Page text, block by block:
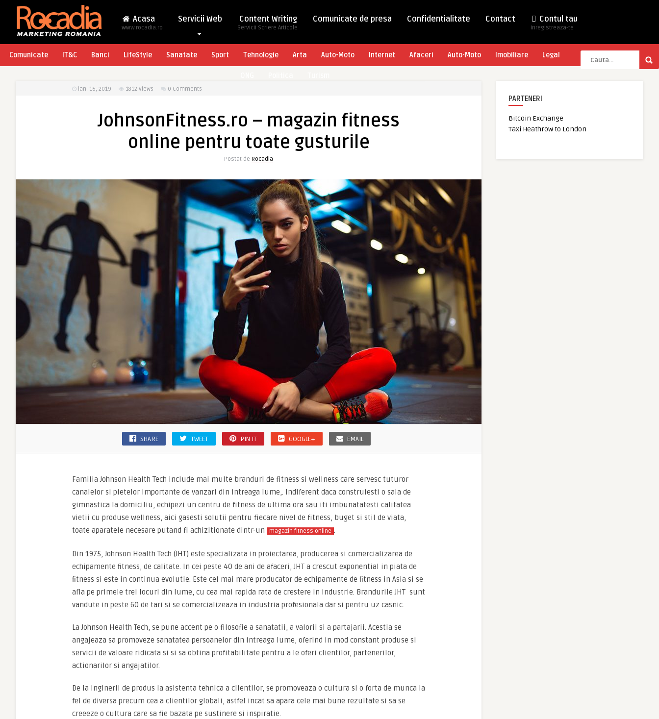
Acasa
www.rocadia.ro
Servicii Web Content Writing
Servicii Scriere Articole
Comunicate de presa Confidentialitate Contact Contul tau
Inregistreaza-te
Comunicate IT&C Banci LifeStyle Sanatate Sport Tehnologie Arta Auto-Moto Internet Afaceri Auto-Moto Imobiliare Legal
ian. 16, 2019 1812 Views 0 Comments
JohnsonFitness.ro – magazin fitness
online pentru toate gusturile
Postat de Rocadia
SHARE TWEET PIN IT GOOGLE+ EMAIL
Familia Johnson Health Tech include mai multe branduri de fitness si wellness care servesc tuturor
canalelor si pietelor importante de vanzari din intreaga lume,. Indiferent daca construiesti o sala de
gimnastica la domiciliu, echipezi un centru de fitness de ultima ora sau iti imbunatatesti calitatea
vietii cu produse wellness, aici gasesti solutii pentru fiecare nivel de fitness, buget si stil de viata,
toate aparatele necesare putand fi achizitionate dintr-un
magazin fitness online .
Din 1975, Johnson Health Tech (JHT) este specializata in proiectarea, producerea si comercializarea de
echipamente ﬁtness, de calitate. In cei peste 40 de ani de afaceri, JHT a crescut exponential in piata de
ﬁtness si este in continua evolutie. Este cel mai mare producator de echipamente de ﬁtness in Asia si se
afla pe primele trei locuri din lume, cu cea mai rapida rata de crestere in industrie. Brandurile JHT sunt
vandute in peste 60 de tari si se comercializeaza in industria profesionala dar si pentru uz casnic.
La Johnson Health Tech, se pune accent pe o filosofie a sanatatii, a valorii si a partajarii. Acestia se
angajeaza sa promoveze sanatatea persoanelor din intreaga lume, oferind in mod constant produse si
servicii de valoare ridicata si si sa obtina profitabilitate pentru a le oferi clientilor, partenerilor,
actionarilor si angajatilor.
De la inginerii de produs la asistenta tehnica a clientilor, se promoveaza o cultura si o forta de munca la
fel de diversa precum cea a clientilor globali, astfel incat sa apara cele mai bune rezultate si sa se
creeeze o cultura care sa fie bazata pe sustinere si inspiratie.
PARTENERI
Bitcoin Exchange
Taxi Heathrow to London